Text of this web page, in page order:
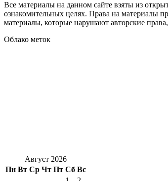
Все материалы на данном сайте взяты из
ознакомительных целях. Права на материалы
материалы, которые нарушают авторские
Облако меток
Август 2026
Пн Вт Ср Чт Пт Сб Вс